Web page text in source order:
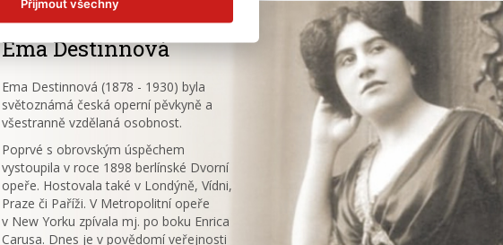
Ema Destinnová
Ema Destinnová (1878 - 1930) byla
světoznámá česká operní pěvkyně a
všestranně vzdělaná osobnost.
Poprvé s obrovským úspěchem
vystoupila v roce 1898 berlínské Dvorní
opeře. Hostovala také v Londýně, Vídni,
Praze či Paříži. V Metropolitní opeře
v New Yorku zpívala mj. po boku Enrica
Carusa. Dnes je v povědomí veřejnosti
Přijmout všechny